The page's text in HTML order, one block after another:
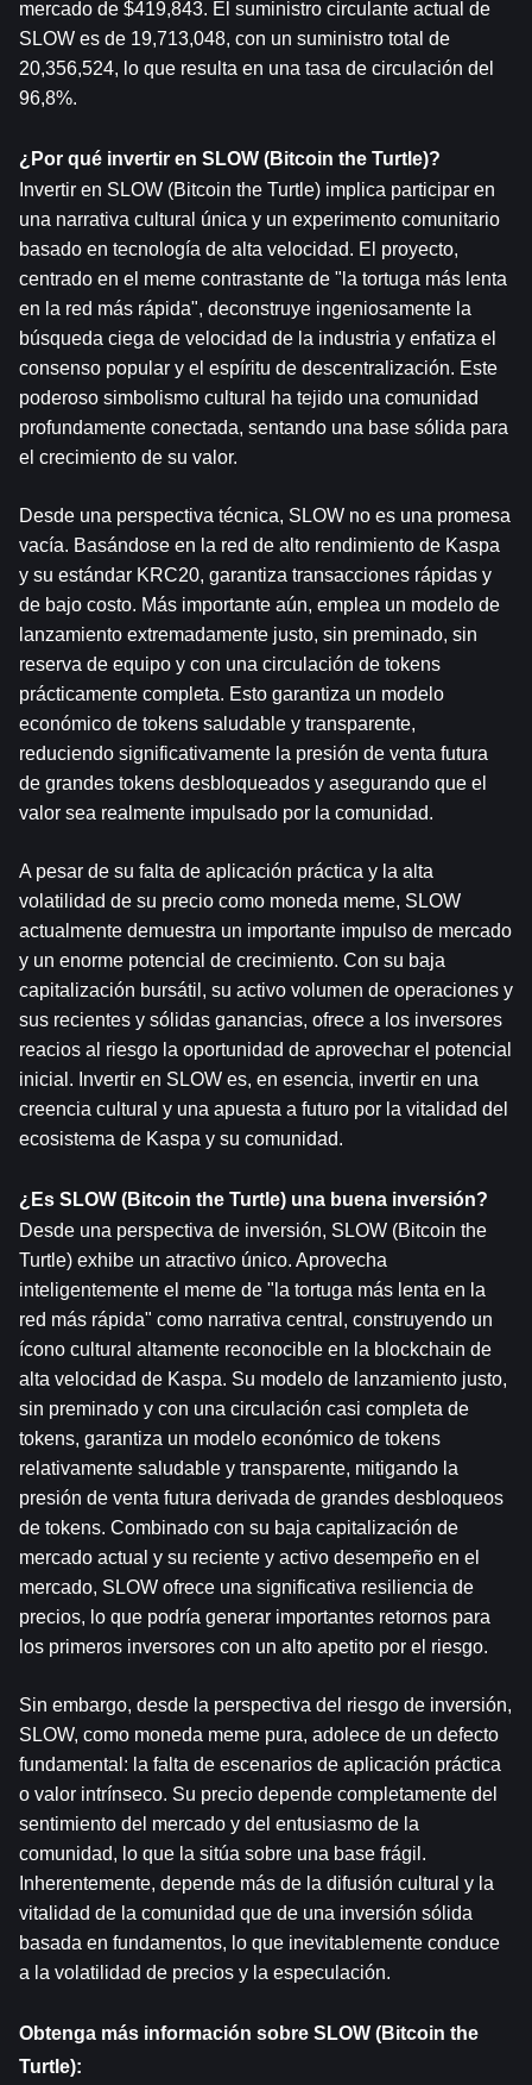
mercado de $419,843. El suministro circulante actual de
SLOW es de 19,713,048, con un suministro total de
20,356,524, lo que resulta en una tasa de circulación del
96,8%.
¿Por qué invertir en SLOW (Bitcoin the Turtle)?
Invertir en SLOW (Bitcoin the Turtle) implica participar en
una narrativa cultural única y un experimento comunitario
basado en tecnología de alta velocidad. El proyecto,
centrado en el meme contrastante de "la tortuga más lenta
en la red más rápida", deconstruye ingeniosamente la
búsqueda ciega de velocidad de la industria y enfatiza el
consenso popular y el espíritu de descentralización. Este
poderoso simbolismo cultural ha tejido una comunidad
profundamente conectada, sentando una base sólida para
el crecimiento de su valor.
Desde una perspectiva técnica, SLOW no es una promesa
vacía. Basándose en la red de alto rendimiento de Kaspa
y su estándar KRC20, garantiza transacciones rápidas y
de bajo costo. Más importante aún, emplea un modelo de
lanzamiento extremadamente justo, sin preminado, sin
reserva de equipo y con una circulación de tokens
prácticamente completa. Esto garantiza un modelo
económico de tokens saludable y transparente,
reduciendo significativamente la presión de venta futura
de grandes tokens desbloqueados y asegurando que el
valor sea realmente impulsado por la comunidad.
A pesar de su falta de aplicación práctica y la alta
volatilidad de su precio como moneda meme, SLOW
actualmente demuestra un importante impulso de mercado
y un enorme potencial de crecimiento. Con su baja
capitalización bursátil, su activo volumen de operaciones y
sus recientes y sólidas ganancias, ofrece a los inversores
reacios al riesgo la oportunidad de aprovechar el potencial
inicial. Invertir en SLOW es, en esencia, invertir en una
creencia cultural y una apuesta a futuro por la vitalidad del
ecosistema de Kaspa y su comunidad.
¿Es SLOW (Bitcoin the Turtle) una buena inversión?
Desde una perspectiva de inversión, SLOW (Bitcoin the
Turtle) exhibe un atractivo único. Aprovecha
inteligentemente el meme de "la tortuga más lenta en la
red más rápida" como narrativa central, construyendo un
ícono cultural altamente reconocible en la blockchain de
alta velocidad de Kaspa. Su modelo de lanzamiento justo,
sin preminado y con una circulación casi completa de
tokens, garantiza un modelo económico de tokens
relativamente saludable y transparente, mitigando la
presión de venta futura derivada de grandes desbloqueos
de tokens. Combinado con su baja capitalización de
mercado actual y su reciente y activo desempeño en el
mercado, SLOW ofrece una significativa resiliencia de
precios, lo que podría generar importantes retornos para
los primeros inversores con un alto apetito por el riesgo.
Sin embargo, desde la perspectiva del riesgo de inversión,
SLOW, como moneda meme pura, adolece de un defecto
fundamental: la falta de escenarios de aplicación práctica
o valor intrínseco. Su precio depende completamente del
sentimiento del mercado y del entusiasmo de la
comunidad, lo que la sitúa sobre una base frágil.
Inherentemente, depende más de la difusión cultural y la
vitalidad de la comunidad que de una inversión sólida
basada en fundamentos, lo que inevitablemente conduce
a la volatilidad de precios y la especulación.
Obtenga más información sobre SLOW (Bitcoin the
Turtle):